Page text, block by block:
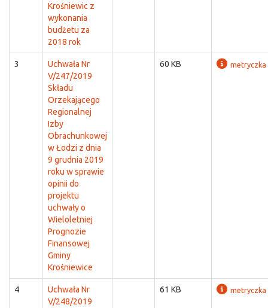
Krośniewic z
wykonania
budżetu za
2018 rok
3
Uchwała Nr
V/247/2019
Składu
Orzekającego
Regionalnej
Izby
Obrachunkowej
w Łodzi z dnia
9 grudnia 2019
roku w sprawie
opinii do
projektu
uchwały o
Wieloletniej
Prognozie
Finansowej
Gminy
Krośniewice
60 KB metryczka
4
Uchwała Nr
V/248/2019
61 KB metryczka